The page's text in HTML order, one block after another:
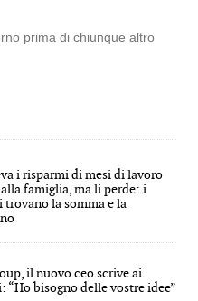
prima di chiunque altro
i risparmi di mesi di lavoro
famiglia, ma li perde: i
trovano la somma e la
il nuovo ceo scrive ai
“Ho bisogno delle vostre idee”